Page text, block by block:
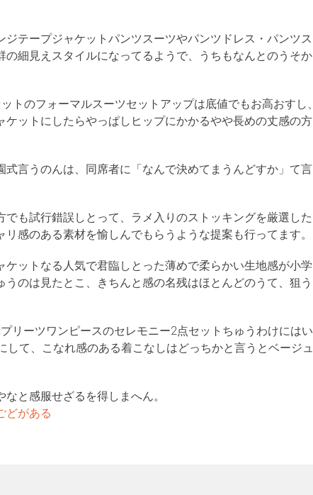
テープジャケットパンツスーツやパンツドレス・パンツス
細見えスタイルになってるようで、うちもなんとのうそか
トのフォーマルスーツセットアップは底値でもお高おすし、
ットにしたらやっぱしヒップにかかるやや長めの丈感の方
言うのんは、同席者に「なんで決めてまうんどすか」て言
も試行錯誤しとって、ラメ入りのストッキングを厳選した
感のある素材を愉しんでもらうような提案も行ってます。
ットなる人気で君臨しとった薄めで柔らかい生地感が小学
のは見たとこ、きちんと感の名残はほとんどのうて、狙う
リーツワンピースのセレモニー2点セットちゅうわけにはい
て、こなれ感のある着こなしはどっちかと言うとベージュ
と感服せざるを得しまへん。
どがある